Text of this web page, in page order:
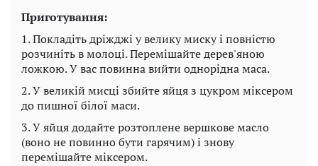
Приготування:
1. Покладіть дріжджі у велику миску і повністю
розчиніть в молоці. Перемішайте дерев'яною
ложкою. У вас повинна вийти однорідна маса.
2. У великій мисці збийте яйця з цукром міксером
до пишної білої маси.
3. У яйця додайте розтоплене вершкове масло
(воно не повинно бути гарячим) і знову
перемішайте міксером.